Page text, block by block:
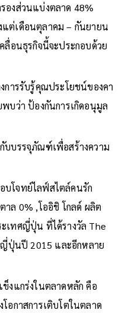
องส่วนแบ่งตลาด 48%
แต่เดือนตุลาคม – กันยายน
อนธุรกิจนี้จะประกอบด้วย
การรับรู้คุณประโยชน์ของคา
บว่า ป้องกันการเกิดอนุมูล
บบรรจุภัณฑ์เพื่อสร้างความ
บโจทย์ไลฟ์สไตล์คนรัก
ล 0% ,โออิชิ โกลด์ ผลิต
เทศญี่ปุ่น ที่ได้รางวัล The
ญี่ปุ่นปี 2015 และอีกหลาย
งแกร่งในตลาดหลัก คือ
อกาสการเติบโตในตลาด